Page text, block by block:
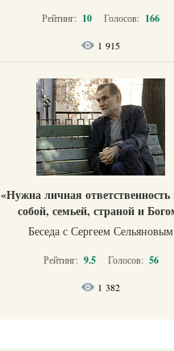
Рейтинг: 10 Голосов: 166
1 915
«Нужна личная ответственность
собой, семьей, страной и
Беседа с Сергеем Сельяновым
Рейтинг: 9.5 Голосов: 56
1 382